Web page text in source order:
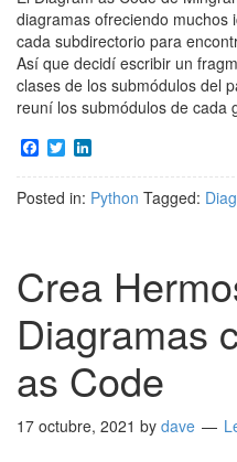
diagramas ofreciendo muchos
cada subdirectorio para
Así que decidí escribir un
clases de los submódulos del
reuní los submódulos de cada
Facebook
Twitter
Posted in: Python Tagged:
Crea
Diagramas
as Code
17 octubre, 2021 by dave